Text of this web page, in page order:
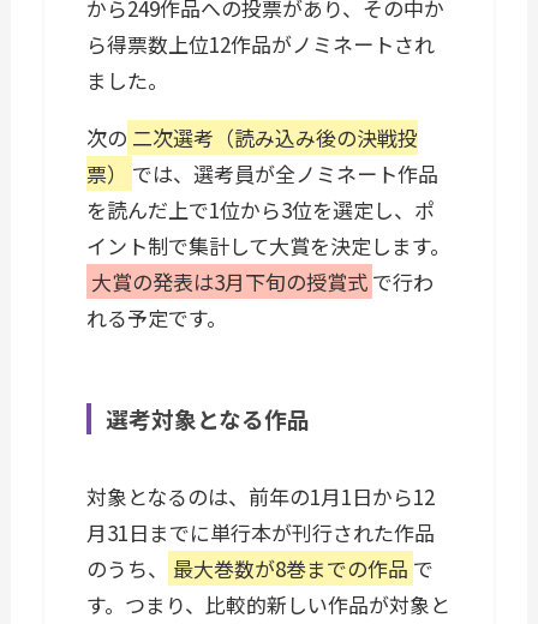
から249作品への投票があり、その中か
ら得票数上位12作品がノミネートされ
ました。
次の 二次選考（読み込み後の決戦投
票）
では、選考員が全ノミネート作品
を読んだ上で1位から3位を選定し、ポ
イント制で集計して大賞を決定します。
大賞の発表は3月下旬の授賞式 で行わ
れる予定です。
選考対象となる作品
対象となるのは、前年の1月1日から12
月31日までに単行本が刊行された作品
のうち、
最大巻数が8巻までの作品 で
す。つまり、比較的新しい作品が対象と